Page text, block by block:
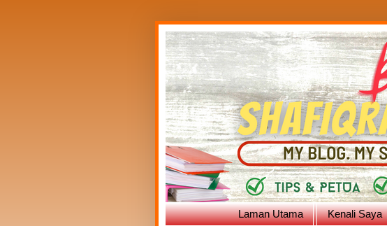
Laman Utama Kenali Saya